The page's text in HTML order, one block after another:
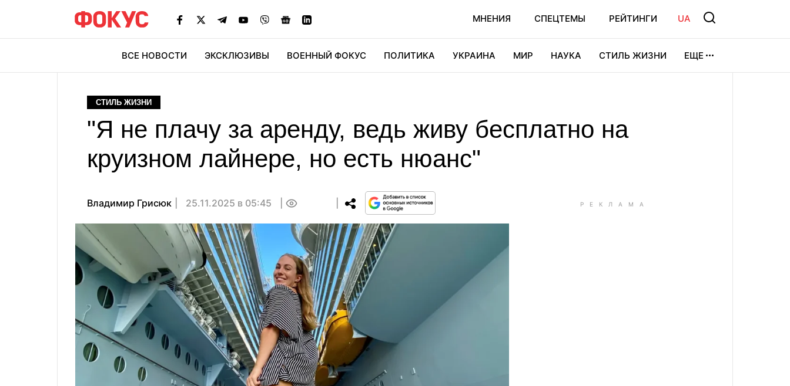
МНЕНИЯ СПЕЦТЕМЫ РЕЙТИНГИ UA
ВСЕ НОВОСТИ ЭКСКЛЮЗИВЫ ВОЕННЫЙ ФОКУС ПОЛИТИКА УКРАИНА МИР НАУКА СТИЛЬ ЖИЗНИ ЕЩЕ
СТИЛЬ ЖИЗНИ
"Я не плачу за аренду, ведь живу бесплатно на
круизном лайнере, но есть нюанс"
Владимир Грисюк 25.11.2025 в 05:45